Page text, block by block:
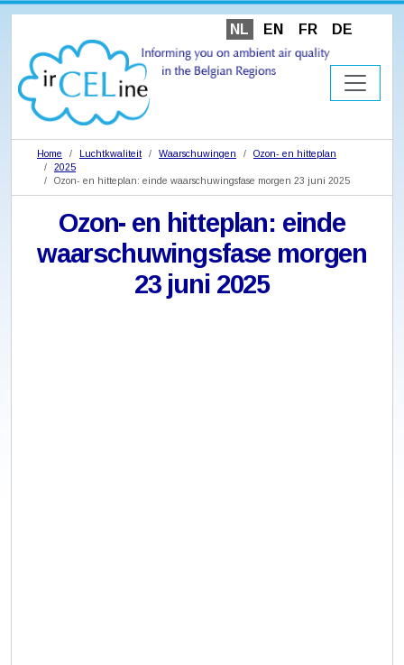
NL EN FR DE
Home Luchtkwaliteit Waarschuwingen
Ozon- en hitteplan
2025
Ozon- en hitteplan: einde waarschuwingsfase morgen 23 juni 2025
Ozon- en hitteplan: einde
waarschuwingsfase morgen
23 juni 2025